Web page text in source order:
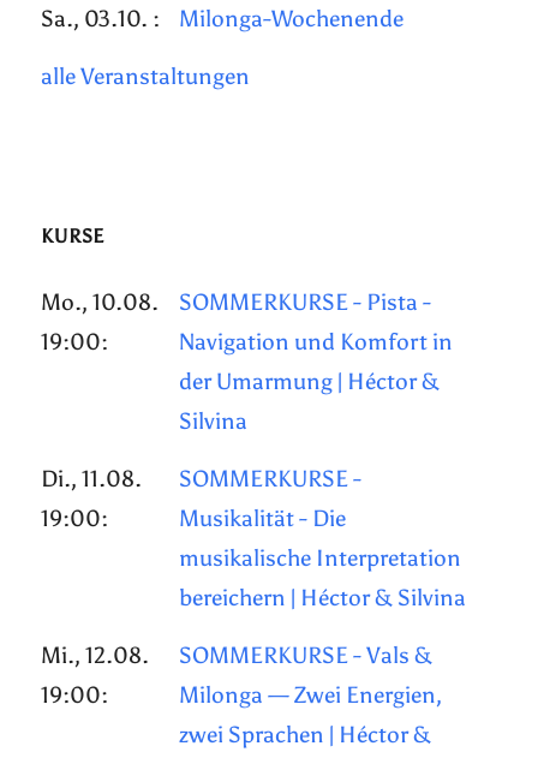
Sa., 03.10. : Milonga-Wochenende
alle Veranstaltungen
KURSE
Mo., 10.08.
19:00:
SOMMERKURSE - Pista -
Navigation und Komfort in
der Umarmung | Héctor &
Silvina
Di., 11.08.
19:00:
SOMMERKURSE -
Musikalität - Die
musikalische Interpretation
bereichern | Héctor & Silvina
Mi., 12.08.
19:00:
SOMMERKURSE - Vals &
Milonga — Zwei Energien,
zwei Sprachen | Héctor &